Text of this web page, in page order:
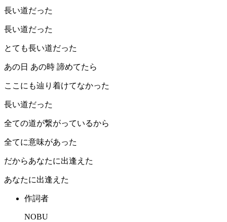
長い道だった
長い道だった
とても長い道だった
あの日 あの時 諦めてたら
ここにも辿り着けてなかった
長い道だった
全ての道が繋がっているから
全てに意味があった
だからあなたに出逢えた
あなたに出逢えた
作詞者
NOBU